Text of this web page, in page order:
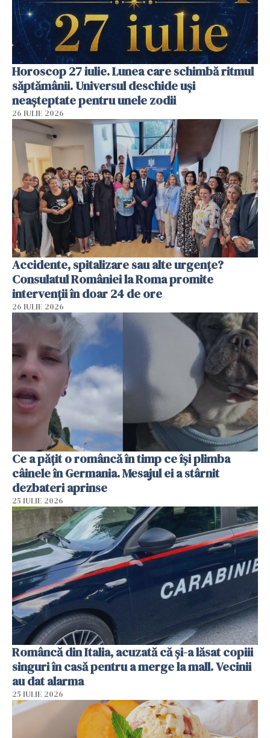
Horoscop 27 iulie. Lunea care schimbă ritmul
săptămânii. Universul deschide uși
neașteptate pentru unele zodii
26 IULIE 2026
Accidente, spitalizare sau alte urgențe?
Consulatul României la Roma promite
intervenții în doar 24 de ore
26 IULIE 2026
Ce a pățit o româncă în timp ce își plimba
câinele în Germania. Mesajul ei a stârnit
dezbateri aprinse
25 IULIE 2026
Româncă din Italia, acuzată că și-a lăsat copiii
singuri în casă pentru a merge la mall. Vecinii
au dat alarma
25 IULIE 2026